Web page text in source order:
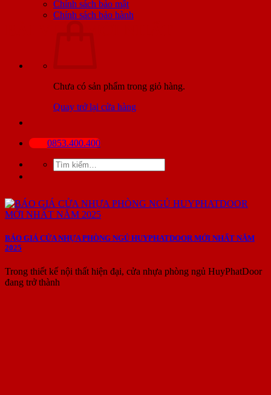
Chính sách bảo mật
Chính sách bảo hành
Chưa có sản phẩm trong giỏ hàng.
Quay trở lại cửa hàng
0853.400.400
Tìm
kiếm:
BÁO GIÁ CỬA NHỰA PHÒNG NGỦ HUYPHATDOOR MỚI NHẤT NĂM
2025
Trong thiết kế nội thất hiện đại, cửa nhựa phòng ngủ HuyPhatDoor
đang trở thành